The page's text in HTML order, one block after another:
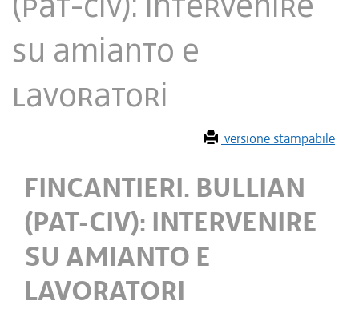
SU AMIANTO E
LAVORATORI
versione stampabile
FINCANTIERI. BULLIAN
(PAT-CIV): INTERVENIRE
SU AMIANTO E
LAVORATORI